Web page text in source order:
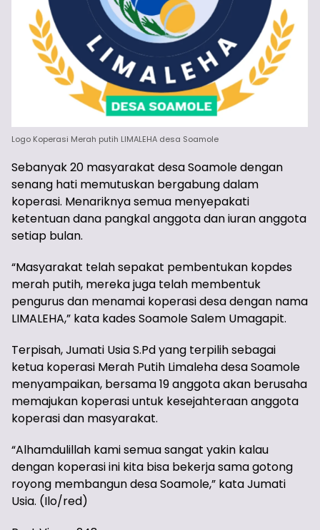
Logo Koperasi Merah putih LIMALEHA desa Soamole
Sebanyak 20 masyarakat desa Soamole dengan
senang hati memutuskan bergabung dalam
koperasi. Menariknya semua menyepakati
ketentuan dana pangkal anggota dan iuran anggota
setiap bulan.
“Masyarakat telah sepakat pembentukan kopdes
merah putih, mereka juga telah membentuk
pengurus dan menamai koperasi desa dengan nama
LIMALEHA,” kata kades Soamole Salem Umagapit.
Terpisah, Jumati Usia S.Pd yang terpilih sebagai
ketua koperasi Merah Putih Limaleha desa Soamole
menyampaikan, bersama 19 anggota akan berusaha
memajukan koperasi untuk kesejahteraan anggota
koperasi dan masyarakat.
“Alhamdulillah kami semua sangat yakin kalau
dengan koperasi ini kita bisa bekerja sama gotong
royong membangun desa Soamole,” kata Jumati
Usia. (Ilo/red)